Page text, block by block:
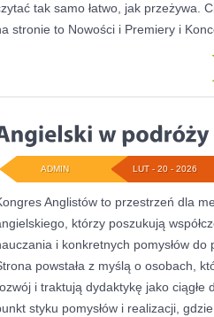
tak samo łatwo, jak przeżywa.
stronie to Nowości i Premiery i
LUT - 20 - 2026
ADMIN
Anglistów to przestrzeń dla
którzy poszukują
i konkretnych pomysłów do
powstała z myślą o osobach,
i traktują dydaktykę jako ciągłe
styku pomysłów i realizacji,